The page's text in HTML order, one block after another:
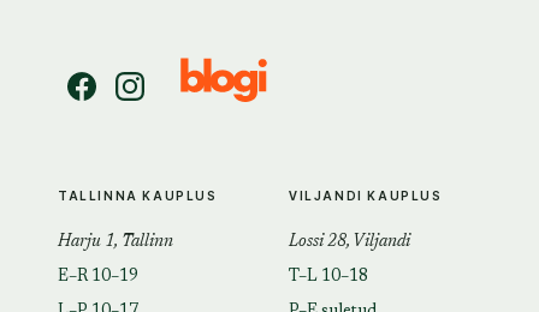
TALLINNA KAUPLUS
Harju 1, Tallinn
E–R 10–19
VILJANDI KAUPLUS
Lossi 28, Viljandi
T–L 10–18